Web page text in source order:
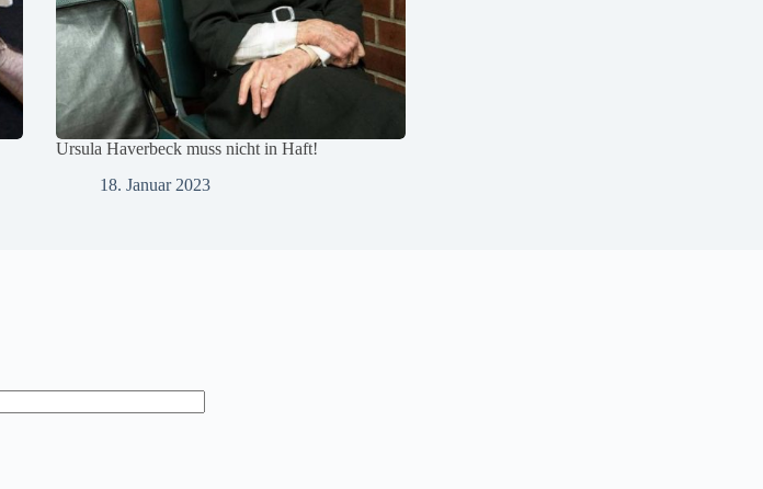
Ursula Haverbeck muss nicht in Haft!
18. Januar 2023